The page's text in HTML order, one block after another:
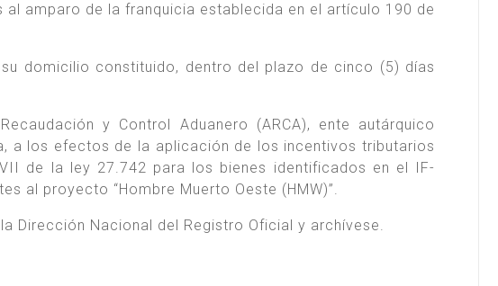
al amparo de la franquicia establecida en el artículo 190 de
su domicilio constituido, dentro del plazo de cinco (5) días
y Control Aduanero (ARCA), ente autárquico
a los efectos de la aplicación de los incentivos tributarios
de la ley 27.742 para los bienes identificados en el IF-
al proyecto “Hombre Muerto Oeste (HMW)”.
Dirección Nacional del Registro Oficial y archívese.